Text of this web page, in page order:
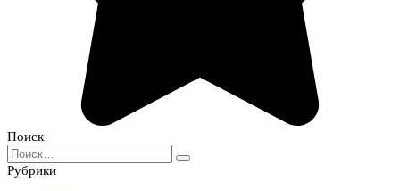
Поиск
Search
for:
Рубрики